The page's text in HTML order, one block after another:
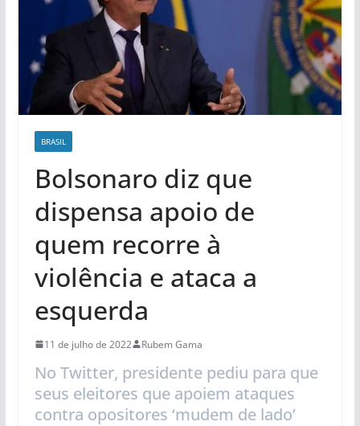
BRASIL
Bolsonaro diz que
dispensa apoio de
quem recorre à
violência e ataca a
esquerda
11 de julho de 2022 Rubem Gama
No Twitter, presidente pediu para que
seus eleitores que apoiem ataques
contra opositores ‘mudem de lado’